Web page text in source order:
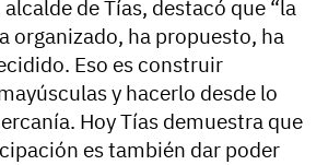
de Tías, destacó que “la
organizado, ha propuesto, ha
Eso es construir
y hacerlo desde lo
Hoy Tías demuestra que
es también dar poder